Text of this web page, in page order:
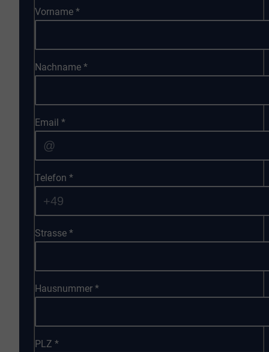
Vorname*
Nachname*
Email*
Telefon*
Strasse*
Hausnummer*
PLZ*